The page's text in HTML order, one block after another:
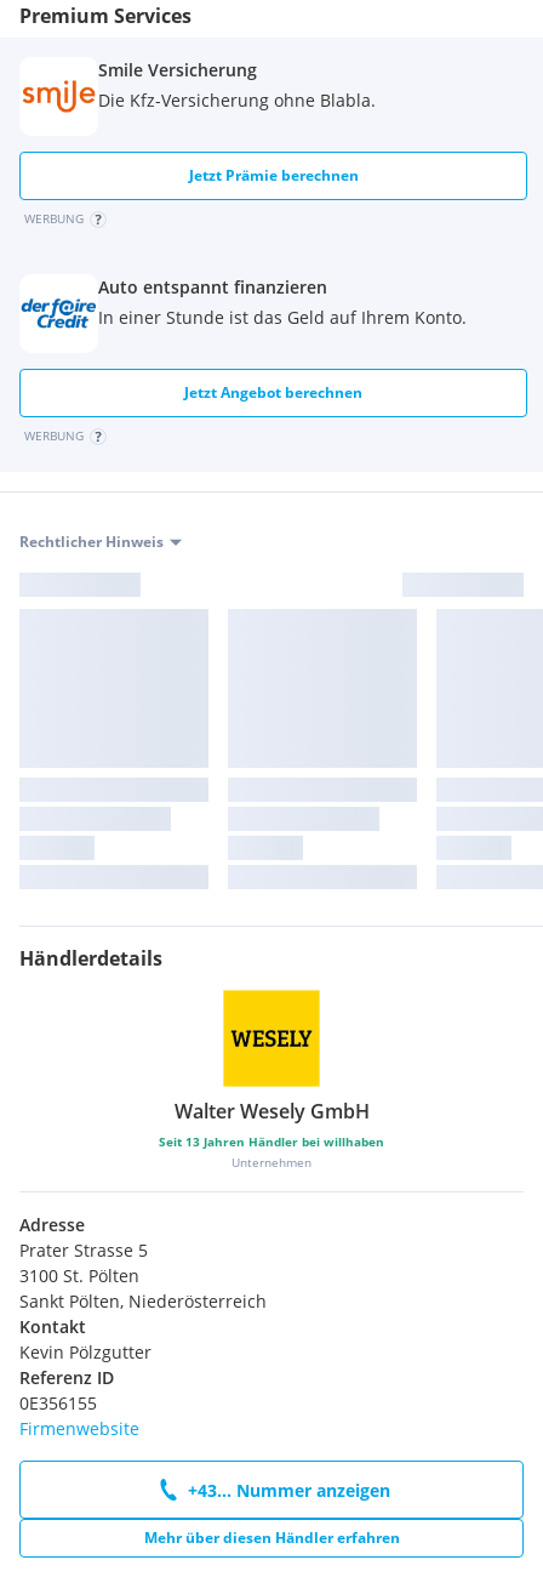
Premium Services
Smile Versicherung
Die Kfz-Versicherung ohne Blabla.
Jetzt Prämie berechnen
WERBUNG
Auto entspannt finanzieren
In einer Stunde ist das Geld auf Ihrem Konto.
Jetzt Angebot berechnen
WERBUNG
Rechtlicher Hinweis
Händlerdetails
Walter Wesely GmbH
Seit 13 Jahren Händler bei willhaben
Unternehmen
Adresse
Prater Strasse 5
3100 St. Pölten
Sankt Pölten, Niederösterreich
Kontakt
Kevin Pölzgutter
Referenz ID
0E356155
Firmenwebsite
+43... Nummer anzeigen
Mehr über diesen Händler erfahren